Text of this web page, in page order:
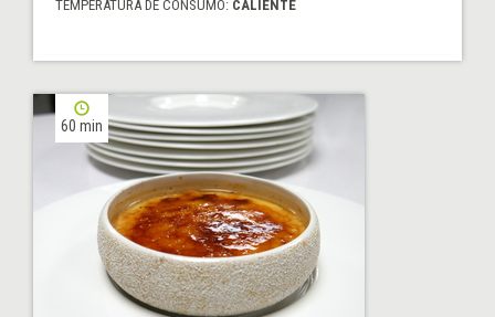
TEMPERATURA DE CONSUMO: CALIENTE
60 min